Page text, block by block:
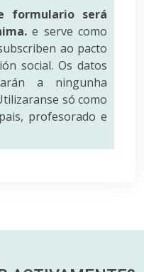
formulario será
e serve como
ao pacto
social. Os datos
a ningunha
só como
profesorado e